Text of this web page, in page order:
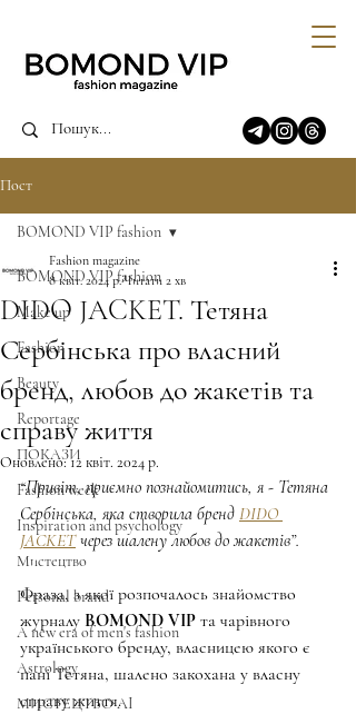
Пост
BOMOND VIP fashion
Make up
Fashion
Beauty
Reportage
ПОКАЗИ
Fashion week
Inspiration and psychology
Мистецтво
Personal brand
A new era of men's fashion
Astrology
МИСТЕЦТВО AI
BOMOND VIP fashion
DIDO JACKET. Тетяна
Сербінська про власний
бренд, любов до жакетів та
справу життя
Fashion magazine
8 квіт. 2024 р.Читати 2 хв
Оновлено:12 квіт. 2024 р.
“Привіт, приємно познайомитись, я - Тетяна
Сербінська, яка створила бренд DIDO
JACKET через шалену любов до жакетів”.
Фраза, з якої розпочалось знайомство
журналу BOMOND VIP та чарівного
українського бренду, власницею якого є
пані Тетяна, шалено закохана у власну
справу життя.